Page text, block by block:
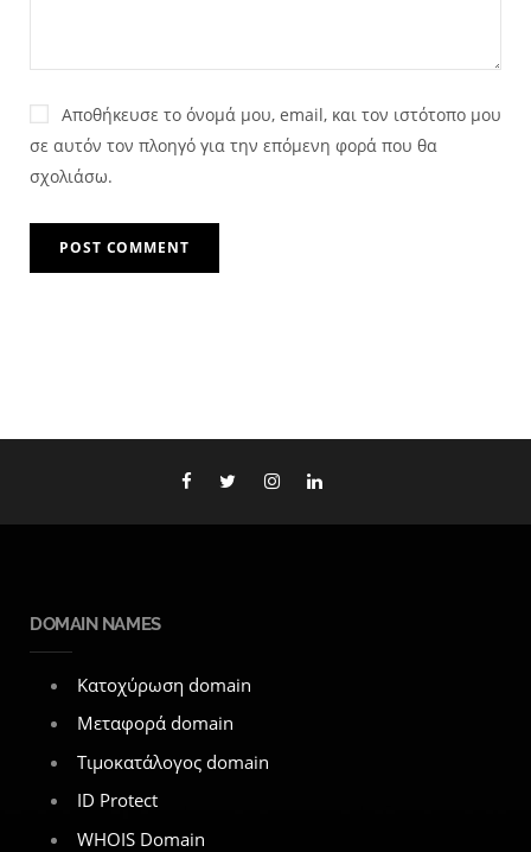
Αποθήκευσε το όνομά μου, email, και τον ιστότοπο μου
σε αυτόν τον πλοηγό για την επόμενη φορά που θα
σχολιάσω.
DOMAIN NAMES
Κατοχύρωση domain
Μεταφορά domain
Τιμοκατάλογος domain
ID Protect
WHOIS Domain